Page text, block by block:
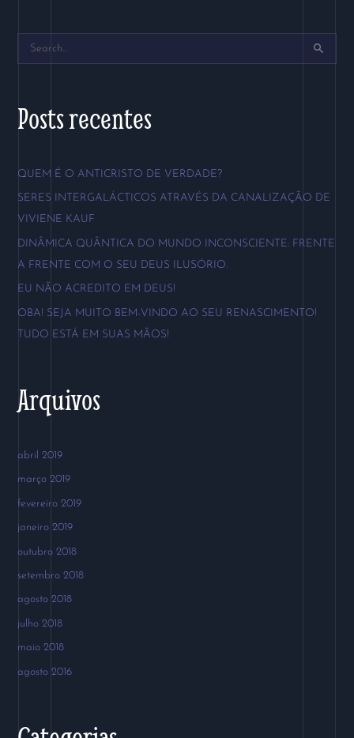
q
i
p
o
r
Posts recentes
QUEM É O ANTICRISTO DE VERDADE?
SERES INTERGALÁCTICOS ATRAVÉS DA CANALIZAÇÃO DE
VIVIENE KAUF
DINÂMICA QUÂNTICA DO MUNDO INCONSCIENTE: FRENTE
A FRENTE COM O SEU DEUS ILUSÓRIO.
EU NÃO ACREDITO EM DEUS!
OBA! SEJA MUITO BEM-VINDO AO SEU RENASCIMENTO!
TUDO ESTÁ EM SUAS MÃOS!
Arquivos
abril 2019
março 2019
fevereiro 2019
janeiro 2019
outubro 2018
setembro 2018
agosto 2018
julho 2018
maio 2018
agosto 2016